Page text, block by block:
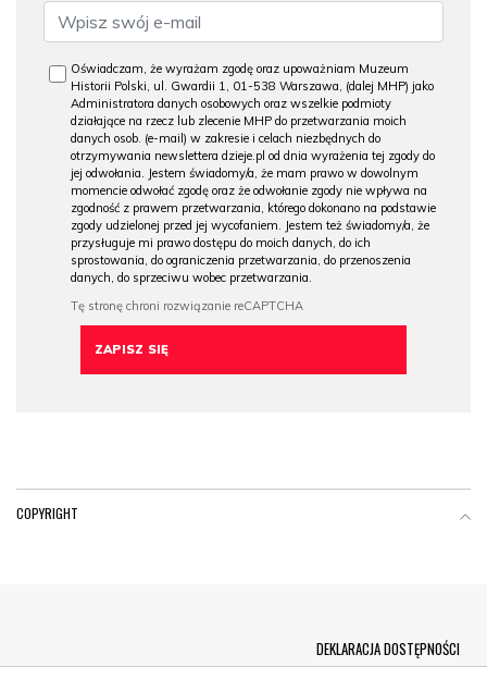
Oświadczam, że wyrażam zgodę oraz upoważniam Muzeum
Historii Polski, ul. Gwardii 1, 01-538 Warszawa, (dalej MHP) jako
Administratora danych osobowych oraz wszelkie podmioty
działające na rzecz lub zlecenie MHP do przetwarzania moich
danych osob. (e-mail) w zakresie i celach niezbędnych do
otrzymywania newslettera dzieje.pl od dnia wyrażenia tej zgody do
jej odwołania. Jestem świadomy/a, że mam prawo w dowolnym
momencie odwołać zgodę oraz że odwołanie zgody nie wpływa na
zgodność z prawem przetwarzania, którego dokonano na podstawie
zgody udzielonej przed jej wycofaniem. Jestem też świadomy/a, że
przysługuje mi prawo dostępu do moich danych, do ich
sprostowania, do ograniczenia przetwarzania, do przenoszenia
danych, do sprzeciwu wobec przetwarzania.
COPYRIGHT
DEKLARACJA DOSTĘPNOŚCI